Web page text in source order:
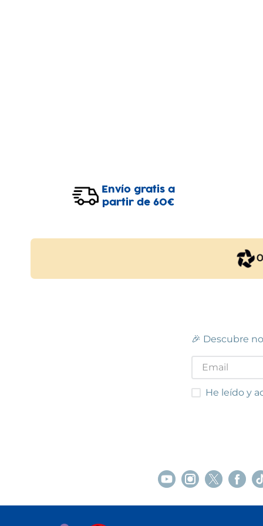
Envío gratis a
partir de 60€
🎉 Descubre
He leído y
He leído y